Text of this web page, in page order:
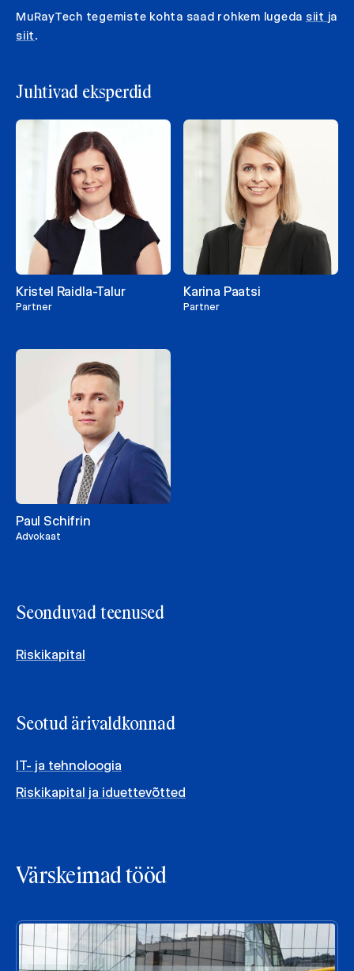
MuRayTech tegemiste kohta saad rohkem lugeda siit ja
siit.
Juhtivad eksperdid
Kristel Raidla-Talur
Partner
Karina Paatsi
Partner
Paul Schifrin
Advokaat
Seonduvad teenused
Riskikapital
Seotud ärivaldkonnad
IT- ja tehnoloogia
Riskikapital ja iduettevõtted
Värskeimad tööd